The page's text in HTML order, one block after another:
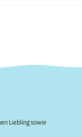
Liebling sowie